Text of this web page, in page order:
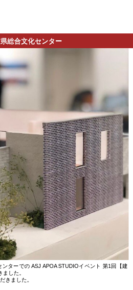
総合文化センター
ターでの ASJ APOA STUDIOイベント 第1回【建
した。
きました。